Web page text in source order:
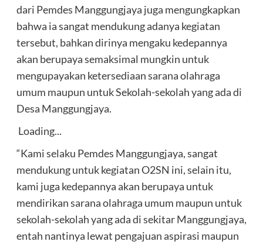
dari Pemdes Manggungjaya juga mengungkapkan
bahwa ia sangat mendukung adanya kegiatan
tersebut, bahkan dirinya mengaku kedepannya
akan berupaya semaksimal mungkin untuk
mengupayakan ketersediaan sarana olahraga
umum maupun untuk Sekolah-sekolah yang ada di
Desa Manggungjaya.
Loading...
“Kami selaku Pemdes Manggungjaya, sangat
mendukung untuk kegiatan O2SN ini, selain itu,
kami juga kedepannya akan berupaya untuk
mendirikan sarana olahraga umum maupun untuk
sekolah-sekolah yang ada di sekitar Manggungjaya,
entah nantinya lewat pengajuan aspirasi maupun